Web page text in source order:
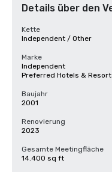
Details über den
Kette
Independent / Other
Marke
Independent
Preferred Hotels &
Baujahr
2001
Renovierung
2023
Gesamte Meetingfläche
14.400 sq ft